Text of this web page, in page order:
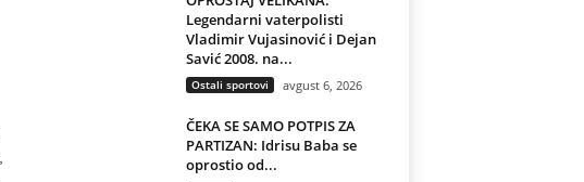
Legendarni vaterpolisti
Vladimir Vujasinović i Dejan
Savić 2008. na...
Ostali sportovi avgust 6, 2026
ČEKA SE SAMO POTPIS ZA
PARTIZAN: Idrisu Baba se
oprostio od...